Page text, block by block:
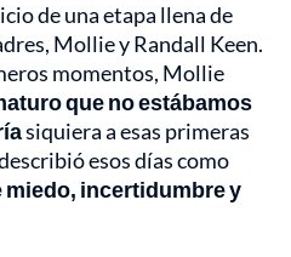
de una etapa llena de
Mollie y Randall Keen.
momentos, Mollie
que no estábamos
siquiera a esas primeras
esos días como
miedo, incertidumbre y